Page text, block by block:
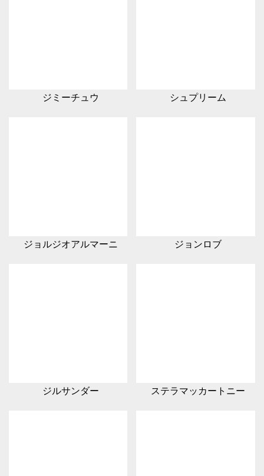
ジミーチュウ シュプリーム
ジョルジオアルマーニ ジョンロブ
ジルサンダー ステラマッカートニー